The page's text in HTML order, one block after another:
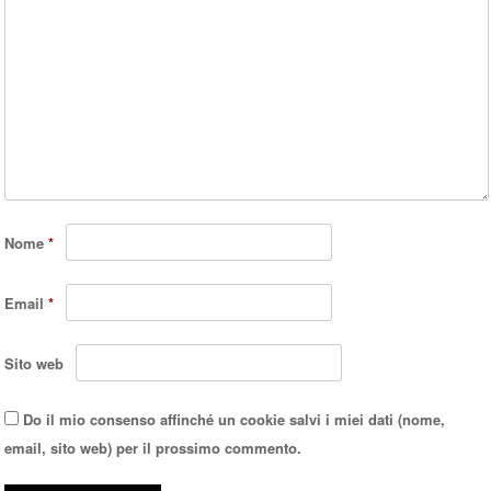
Nome*
Email*
Sito web
Do il mio consenso affinché un cookie salvi i miei dati (nome,
email, sito web) per il prossimo commento.